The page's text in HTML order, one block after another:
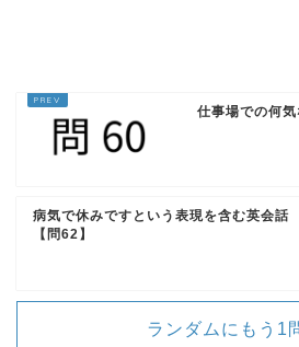
ループ再生
I was scared to be
拒絶される事が怖かっ
仕事場での何気
病気で休みですという表現を含む英会話
【問62】
ランダムにもう1